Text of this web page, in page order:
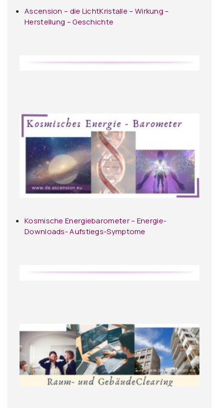
Ascension – die LichtKristalle – Wirkung –
Herstellung – Geschichte
Kosmische Energiebarometer – Energie-
Downloads- Aufstiegs-Symptome